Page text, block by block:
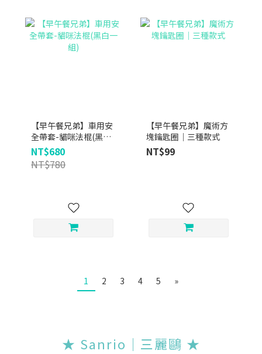
【早午餐兄弟】車用安
全帶套-貓咪法棍(黑白
一組)
NT$680
NT$780
【早午餐兄弟】魔術方
塊鑰匙圈｜三種款式
NT$99
1 2 3 4 5 »
★ Sanrio｜三麗鷗 ★